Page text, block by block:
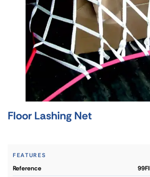
Floor Lashing Net
FEATURES
reference